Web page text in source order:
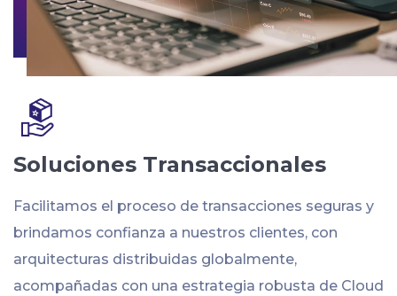
Soluciones Transaccionales
Facilitamos el proceso de transacciones seguras y
brindamos confianza a nuestros clientes, con
arquitecturas distribuidas globalmente,
acompañadas con una estrategia robusta de Cloud